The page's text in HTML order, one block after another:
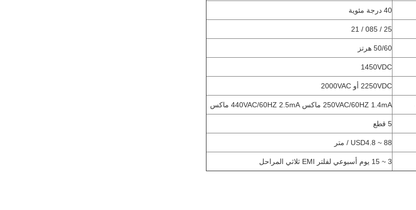
40 درجة مئوية
25 / 085 / 21
50/60 هرتز
1450VDC
2250VDC أو 2000VAC
250VAC/60HZ 1.4mA ماكس 440VAC/60HZ 2.5mA ماكس
5 قطع
USD4.8 ~ 88 / متر
3 ~ 15 يوم أسبوعي لفلتر EMI ثلاثي المراحل